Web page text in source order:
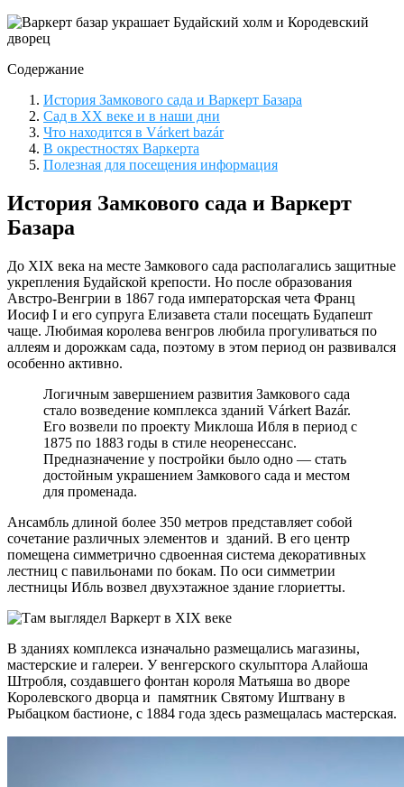
Содержание
История Замкового сада и Варкерт Базара
Сад в XX веке и в наши дни
Что находится в Várkert bazár
В окрестностях Варкерта
Полезная для посещения информация
История Замкового сада и Варкерт
Базара
До XIX века на месте Замкового сада располагались защитные
укрепления Будайской крепости. Но после образования
Австро-Венгрии в 1867 года императорская чета Франц
Иосиф I и его супруга Елизавета стали посещать Будапешт
чаще. Любимая королева венгров любила прогуливаться по
аллеям и дорожкам сада, поэтому в этом период он развивался
особенно активно.
Логичным завершением развития Замкового сада
стало возведение комплекса зданий Várkert Bazár.
Его возвели по проекту Миклоша Ибля в период с
1875 по 1883 годы в стиле неоренессанс.
Предназначение у постройки было одно — стать
достойным украшением Замкового сада и местом
для променада.
Ансамбль длиной более 350 метров представляет собой
сочетание различных элементов и зданий. В его центр
помещена симметрично сдвоенная система декоративных
лестниц с павильонами по бокам. По оси симметрии
лестницы Ибль возвел двухэтажное здание глориетты.
В зданиях комплекса изначально размещались магазины,
мастерские и галереи. У венгерского скульптора Алайоша
Штробля, создавшего фонтан короля Матьяша во дворе
Королевского дворца и памятник Святому Иштвану в
Рыбацком бастионе, с 1884 года здесь размещалась мастерская.